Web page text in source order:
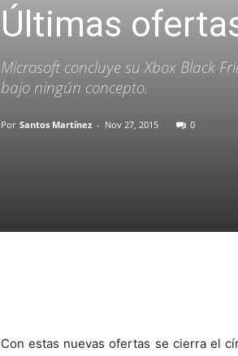
Últimas
Microsoft concluye su Xbox Black
bajo ningún concepto.
Por Santos Martínez - Nov 27, 2015 0
Con estas nuevas ofertas se cierra el